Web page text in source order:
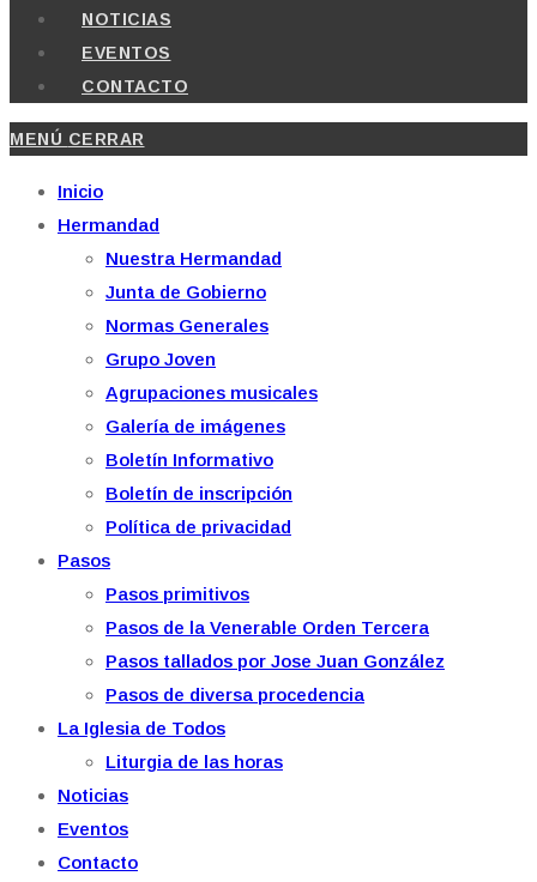
NOTICIAS
EVENTOS
CONTACTO
MENÚ CERRAR
Inicio
Hermandad
Nuestra Hermandad
Junta de Gobierno
Normas Generales
Grupo Joven
Agrupaciones musicales
Galería de imágenes
Boletín Informativo
Boletín de inscripción
Política de privacidad
Pasos
Pasos primitivos
Pasos de la Venerable Orden Tercera
Pasos tallados por Jose Juan González
Pasos de diversa procedencia
La Iglesia de Todos
Liturgia de las horas
Noticias
Eventos
Contacto